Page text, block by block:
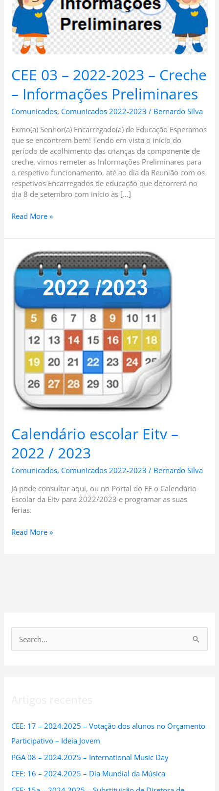
CEE 03 – 2022-2023 – Creche
– Informações Preliminares
Comunicados, Comunicados 2022-2023 / Bernardo Silva
Exmo(a) Senhor(a) Encarregado(a) de Educação Esperamos
que se encontrem bem! Tendo em vista o início do
período de acolhimento das crianças da componente de
creche, vimos remeter as Informações Preliminares para
o respetivo funcionamento, até ao dia da Reunião com os
respetivos Encarregados de educação que decorrerá no
dia 8 de setembro com início às […]
–
Informações
Preliminares
Read More »
Calendário escolar Eitv –
2022 / 2023
Comunicados, Comunicados 2022-2023 / Bernardo Silva
Já pode consultar aqui, ou no Portal do EE o Calendário
Escolar da Eitv para 2022/2023 e programar as suas
férias.
Calendário
escolar
Eitv
Read More »
f
o
r
:
CEE: 17 – 2024.2025 – Votação dos alunos no Orçamento
Participativo – Ideia Jovem
PGA 08 – 2024.2025 – International Music Day
CEE: 16 – 2024.2025 – Dia Mundial da Música